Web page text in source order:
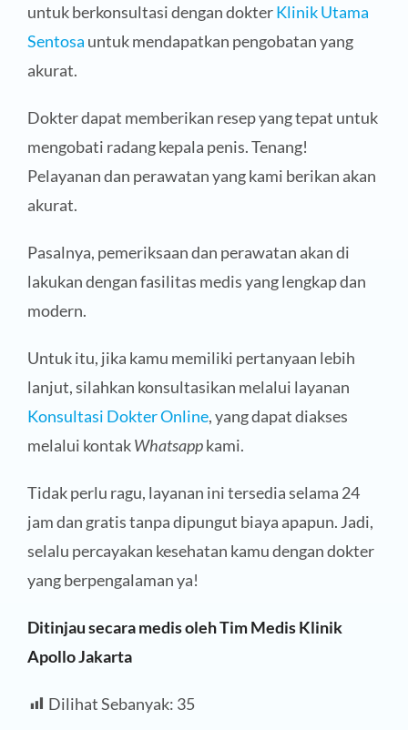
untuk berkonsultasi dengan dokterKlinik Utama
Sentosa untuk mendapatkan pengobatan yang
akurat.
Dokter dapat memberikan resep yang tepat untuk
mengobati radang kepala penis. Tenang!
Pelayanan dan perawatan yang kami berikan akan
akurat.
Pasalnya, pemeriksaan dan perawatan akan di
lakukan dengan fasilitas medis yang lengkap dan
modern.
Untuk itu, jika kamu memiliki pertanyaan lebih
lanjut, silahkan konsultasikan melalui layanan
Konsultasi Dokter Online, yang dapat diakses
melalui kontakWhatsappkami.
Tidak perlu ragu, layanan ini tersedia selama 24
jam dan gratis tanpa dipungut biaya apapun. Jadi,
selalu percayakan kesehatan kamu dengan dokter
yang berpengalaman ya!
Ditinjau secara medis oleh Tim Medis Klinik
Apollo Jakarta
Dilihat Sebanyak: 35